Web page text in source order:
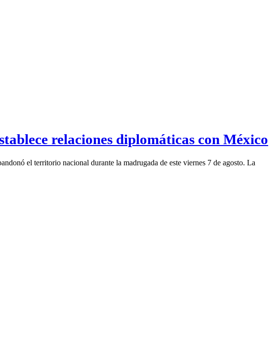
relaciones diplomáticas con México
el territorio nacional durante la madrugada de este viernes 7 de agosto. La